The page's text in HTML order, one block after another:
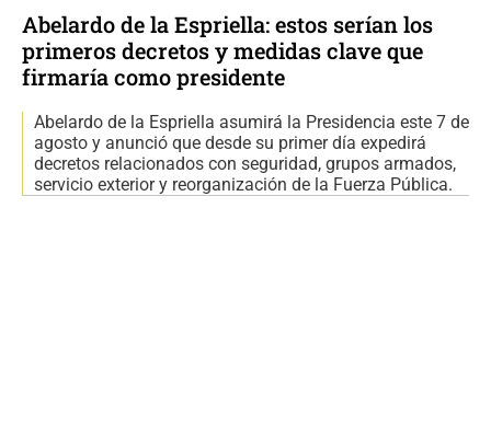
Abelardo de la Espriella: estos serían los
primeros decretos y medidas clave que
firmaría como presidente
Abelardo de la Espriella asumirá la Presidencia este 7 de
agosto y anunció que desde su primer día expedirá
decretos relacionados con seguridad, grupos armados,
servicio exterior y reorganización de la Fuerza Pública.